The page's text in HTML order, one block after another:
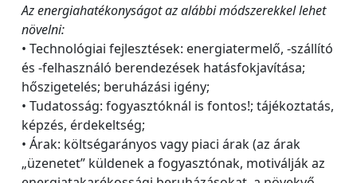
Az energiahatékonyságot az alábbi módszerekkel lehet
növelni:
• Technológiai fejlesztések: energiatermelő, -szállító
és -felhasználó berendezések hatásfokjavítása;
hőszigetelés; beruházási igény;
• Tudatosság: fogyasztóknál is fontos!; tájékoztatás,
képzés, érdekeltség;
• Árak: költségarányos vagy piaci árak (az árak
„üzenetet” küldenek a fogyasztónak, motiválják az